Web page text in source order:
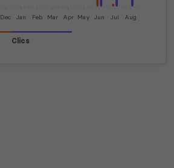
Dec Jan Feb Mar Apr May Jun Jul Aug
Clics